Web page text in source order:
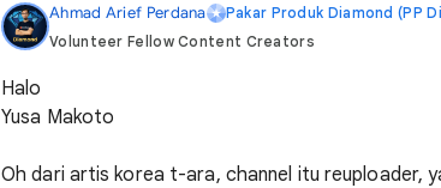
Ahmad Arief Perdana
Pakar Produk Diamond (PP
Volunteer Fellow Content Creators
Halo
Yusa Makoto
Oh dari artis korea t-ara, channel itu reuploader,